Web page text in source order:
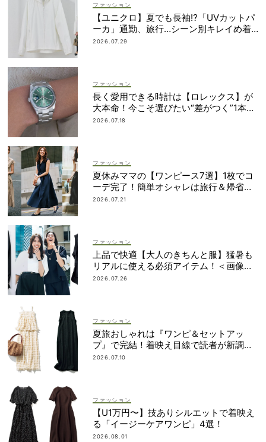
ファッション
【ユニクロ】夏でも長袖⁉「UVカットパ
ーカ」通勤、旅行…シーン別キレイめ着
こなし3選
2026.07.29
ファッション
長く愛用できる時計は【ロレックス】が
大本命！今こそ選びたい“差がつく”1本
は？
2026.07.18
ファッション
夏休みママの【ワンピース7選】1枚でコ
ーデ完了！簡単オシャレは旅行＆帰省に
も
2026.07.21
ファッション
上品で快適【大人のきちんと服】猛暑も
リアルに使える必須アイテム！＜画像集
＞
2026.07.26
ファッション
夏旅おしゃれは『ワンピ＆セットアッ
プ』で完結！着映え目線で読者が新調し
たのは？
2026.07.10
ファッション
【U1万円〜】技ありシルエットで着映え
る「イージーケアワンピ」4選！
2026.08.01